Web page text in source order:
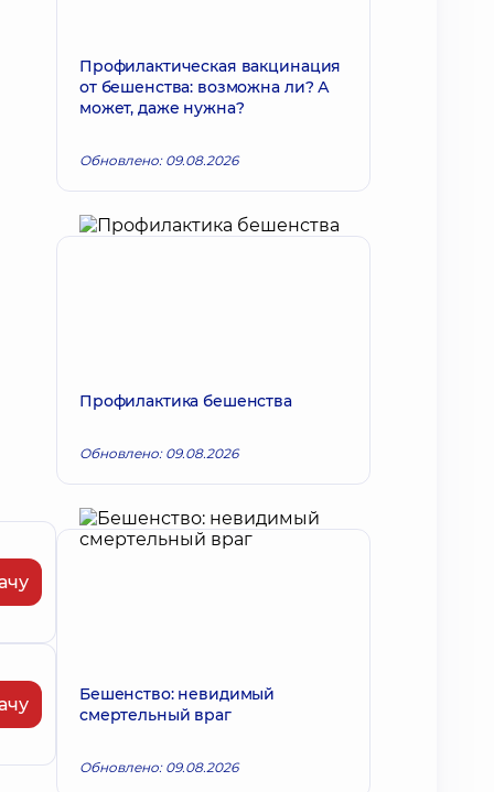
Профилактическая вакцинация
от бешенства: возможна ли? А
может, даже нужна?
Обновлено: 09.08.2026
Профилактика бешенства
Обновлено: 09.08.2026
Бешенство: невидимый
смертельный враг
Обновлено: 09.08.2026